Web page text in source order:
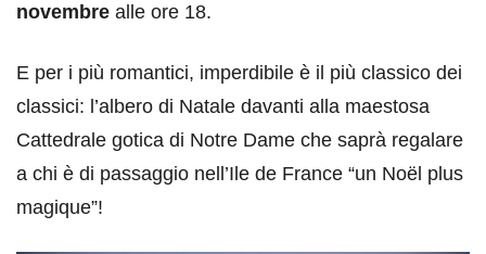
novembre alle ore 18.
E per i più romantici, imperdibile è il più classico dei
classici: l’albero di Natale davanti alla maestosa
Cattedrale gotica di Notre Dame che saprà regalare
a chi è di passaggio nell’Ile de France “un Noël plus
magique”!